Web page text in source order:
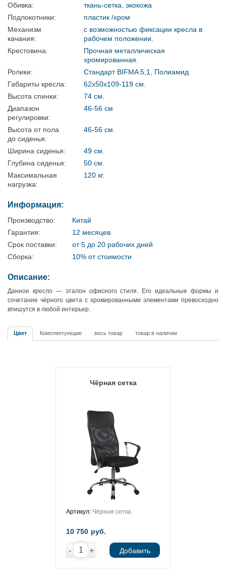
Обивка:
ткань-сетка, экокожа
Подлокотники:
пластик /хром
Механизм
качания:
с возможностью фиксации кресла в
рабочем положении.
Крестовина:
Прочная металлическая
хромированная.
Ролики:
Стандарт BIFMA 5,1, Полиамид
Габариты кресла:
62x50x109-119 см.
Высота спинки:
74 см.
Диапазон
регулировки:
46-56 см
Высота от пола
до сиденья:
46-56 см.
Ширина сиденья:
49 см.
Глубина сиденья:
50 см.
Максимальная
нагрузка:
120 кг.
Информация:
Производство:
Китай
Гарантия:
12 месяцев
Срок поставки:
от 5 до 20 рабочих дней
Сборка:
10% от стоимости
Описание:
Данное кресло — эталон офисного стиля. Его идеальные формы и
сочетание чёрного цвета с хромированными элементами превосходно
впишутся в любой интерьер.
Цвет Комплектующие весь товар товар в наличии
Чёрная сетка
Артикул: Чёрная сетка
10 750 руб.
- + Добавить